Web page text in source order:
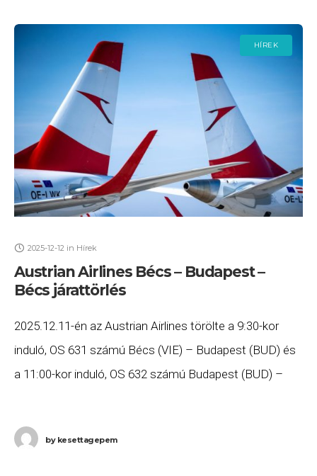
HÍREK
2025-12-12 in Hírek
Austrian Airlines Bécs – Budapest –
Bécs járattörlés
2025.12.11-én az Austrian Airlines törölte a 9:30-kor
induló, OS 631 számú Bécs (VIE) – Budapest (BUD) és
a 11:00-kor induló, OS 632 számú Budapest (BUD) –
bykesettagepem